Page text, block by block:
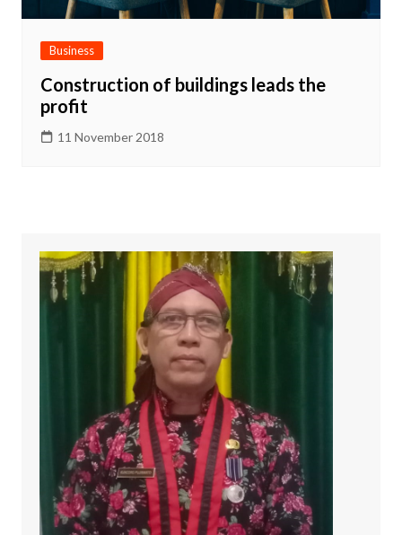
Business
Construction of buildings leads the
profit
11 November 2018